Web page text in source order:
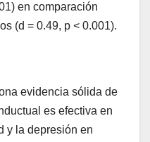
en comparación
(d = 0.49, p < 0.001).
evidencia sólida de
es efectiva en
y la depresión en